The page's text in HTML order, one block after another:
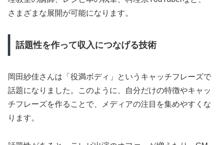
さまざまな展開が可能になります。
話題性を作って収入につなげる技術
岡田紗佳さんは「役満ボディ」というキャッチフレーズで
話題になりました。このように、自分だけの特徴やキャッ
チフレーズを作ることで、メディアの注目を集めやすくな
ります。